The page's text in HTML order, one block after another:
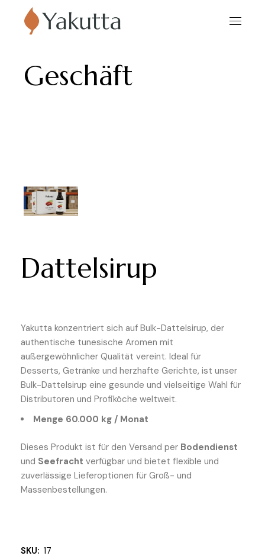
Geschäft
Dattelsirup
Yakutta konzentriert sich auf Bulk-Dattelsirup, der
authentische tunesische Aromen mit
außergewöhnlicher Qualität vereint. Ideal für
Desserts, Getränke und herzhafte Gerichte, ist unser
Bulk-Dattelsirup eine gesunde und vielseitige Wahl für
Distributoren und Profiköche weltweit.
Menge 60.000 kg / Monat
Dieses Produkt ist für den Versand per Bodendienst
und Seefracht verfügbar und bietet flexible und
zuverlässige Lieferoptionen für Groß- und
Massenbestellungen.
SKU: 17